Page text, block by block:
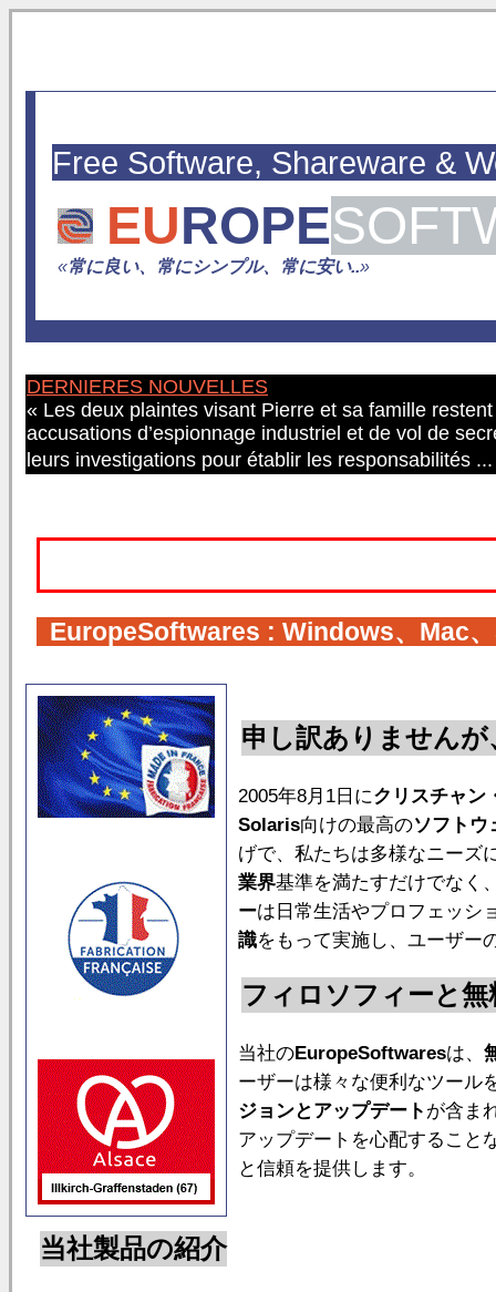
Free Software, Shareware &
EUROPE
«常に良い、常にシンプル、常に安い..»
DERNIERES NOUVELLES
« Les deux plaintes visant Pierre et sa famille
accusations d’espionnage industriel et de vol de
leurs investigations pour établir les responsabilités
EuropeSoftwares : Windows、 Mac、
申し訳ありません
2005年8月1日にクリスチャン
Solaris向けの最高のソフトウ
げで、私たちは多様なニーズ
業界基準を満たすだけでなく
ーは日常生活やプロフェッシ
識をもって実施し、ユーザー
フィロソフィーと
当社のEuropeSoftwaresは、
ーザーは様々な便利なツール
ジョンとアップデート が含ま
アップデートを心配すること
と信頼を提供します。
当社製品の紹介